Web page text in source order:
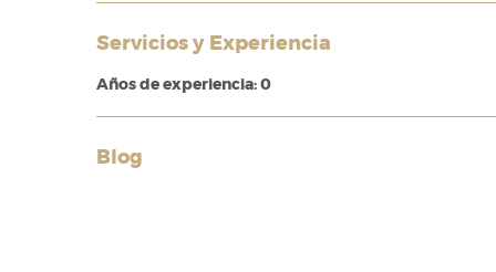
Servicios y Experiencia
Años de experiencia: 0
Blog